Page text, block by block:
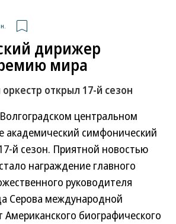
дирижер
мира
открыл 17-й сезон
центральном
академический симфонический
й сезон. Приятной новостью
награждение главного
руководителя
Серова международной
биографического